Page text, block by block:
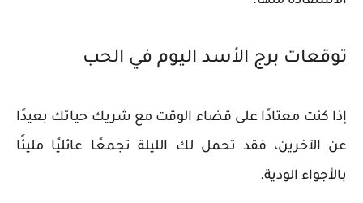
توقعات برج الأسد اليوم في الحب
إذا كنت معتادًا على قضاء الوقت مع شريك حياتك بعيدًا
عن الآخرين، فقد تحمل لك الليلة تجمعًا عائليًا مليئًا
بالأجواء الودية.